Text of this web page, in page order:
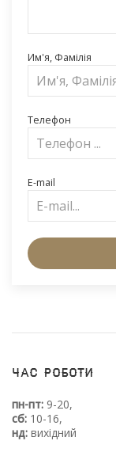
Им'я, Фамілія
Телефон
E-mail
Час роботи
пн-пт: 9-20,
сб: 10-16,
нд: вихідний